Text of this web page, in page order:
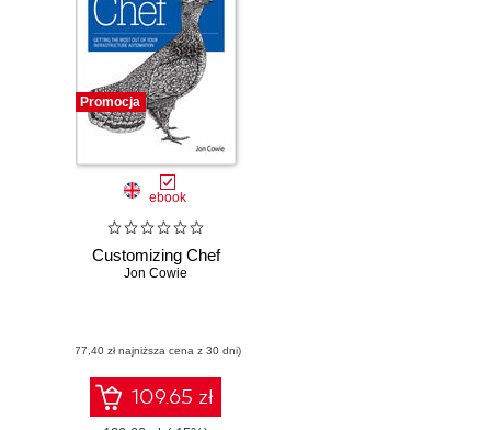
Promocja
ebook
Customizing Chef
Jon Cowie
(77,40 zł najniższa cena z 30 dni)
109.65 zł